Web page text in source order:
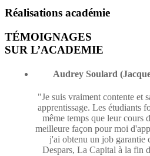
Réalisations académie
TÉMOIGNAGES
SUR L’ACADEMIE
Audrey Soulard
"Je suis vraiment contente et
apprentissage. Les étudiants
même temps que leur cours
meilleure façon pour moi
j'ai obtenu un job garantie
Despars, La Capital à la fin